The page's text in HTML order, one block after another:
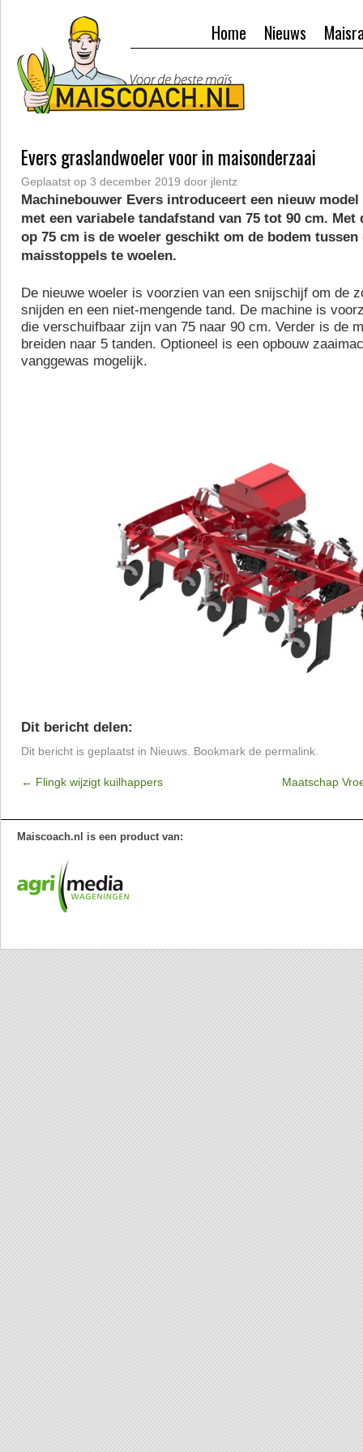
Nieuws
Home
Evers graslandwoeler voor in maisonderzaai
Geplaatst op 3 december 2019 door jlentz
Machinebouwer Evers introduceert een nieuw
met een variabele tandafstand van 75 tot 90 cm. Met
op 75 cm is de woeler geschikt om de bodem tussen
maisstoppels te woelen.
De nieuwe woeler is voorzien van een snijschijf om de
snijden en een niet-mengende tand. De machine is
die verschuifbaar zijn van 75 naar 90 cm. Verder is de
breiden naar 5 tanden. Optioneel is een opbouw
vanggewas mogelijk.
Dit bericht delen:
Dit bericht is geplaatst in Nieuws. Bookmark de permalink.
← Flingk wijzigt kuilhappers Maatschap
Maiscoach.nl is een product van: